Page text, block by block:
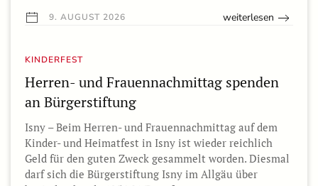
9. AUGUST 2026 weiterlesen
KINDERFEST
Herren- und Frauennachmittag spenden
an Bürgerstiftung
Isny – Beim Herren- und Frauennachmittag auf dem
Kinder- und Heimatfest in Isny ist wieder reichlich
Geld für den guten Zweck gesammelt worden. Diesmal
darf sich die Bürgerstiftung Isny im Allgäu über